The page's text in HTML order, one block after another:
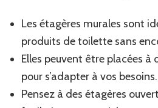
Les étagères murales sont
produits de toilette sans
Elles peuvent être placées
pour s’adapter à vos besoins.
Pensez à des étagères